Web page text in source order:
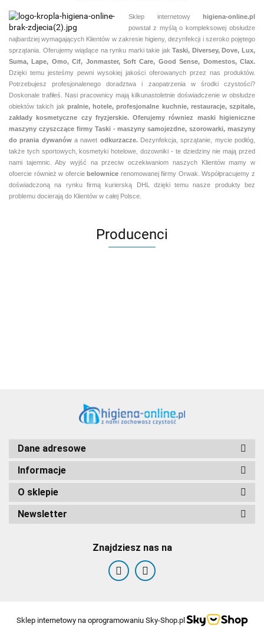
Sklep internetowy higiena-online.pl
powstał z myślą o kompleksowej obsłudze
najbardziej wymagających Klientów w zakresie higieny, dezynfekcji i szeroko pojętego
sprzątania. Oferujemy wiądące na rynku marki takie jakTaski, Diversey, Dove, Lux,
Suma, Lape, Omo, Cif, Jonmaster, Soft Care, Good Sense, Domestos, Clax.
Dzięki temu jesteśmy pewni wysokiej jakości oferowanych przez nas produktów.
Potrzebujesz profesjonalenego doradztwa i zaopatrzenia w środki czystości?
Doskonale trafiłeś. Nasi pracownicy mają kilkunastoletnie doświadczenie w obsłudze
obiektów takich jak pralnie, hotele, profesjonalne kuchnie, restauracje, szpitale,
zakłady kosmetyczne czy fryzjerskie. Oferujemy równiez maski higieniczne
maszyny czyszczące firmy Taski - maszyny samojezdne, szorowarki, maszyny
do prania dywanów a nawet odkurzacze. Dezynfekcja, sprzątanie, mycie podłóg,
także tych sportowych, kosmetyki hotelowe, dozowniki - te dziedziny nie mają przed
nami tajemnic. Aby wyjść na przeciw oczekiwaniom naszych Klientów mamy w
ofoercie również w oferciebelownice renomowanej fiirmy Orwak. Współpracujemy z
doświadczoną na rynku firmą kurierską DHL dzięki temu nasze produkty bez
problemu docierają do Klientów w całej Polsce.
Producenci
Dane adresowe
Informacje
O sklepie
Newsletter
Znajdziesz nas na
Sklep internetowy na oprogramowaniu Sky-Shop.pl